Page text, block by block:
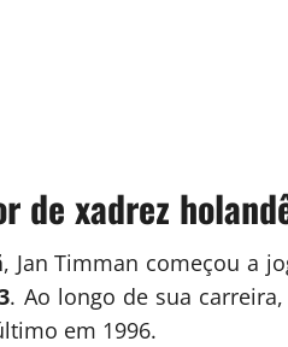
de xadrez
, Jan Timman começou a
. Ao longo de sua
em 1996.